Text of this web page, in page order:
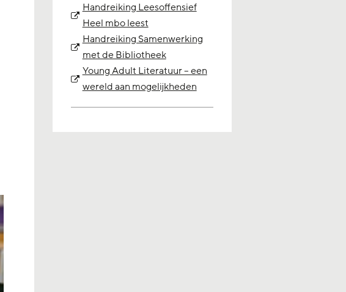
Handreiking Leesoffensief
Heel mbo leest
Handreiking Samenwerking
met de Bibliotheek
Young Adult Literatuur – een
wereld aan mogelijkheden